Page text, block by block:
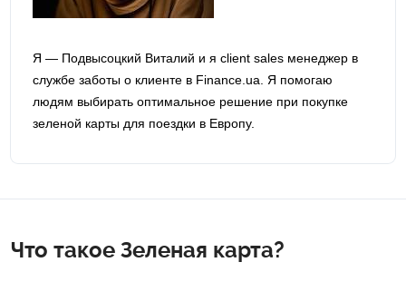
Я — Подвысоцкий Виталий и я сlient sales менеджер в
службе заботы о клиенте в Finance.ua. Я помогаю
людям выбирать оптимальное решение при покупке
зеленой карты для поездки в Европу.
Что такое Зеленая карта?